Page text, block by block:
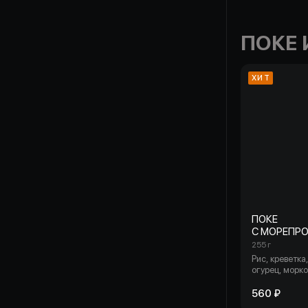
ПОКЕ
ХИТ
ПОКЕ
С
255 г
Рис,
огурец,
560 ₽